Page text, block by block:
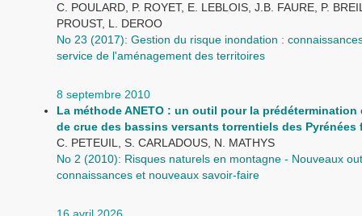
C. POULARD, P. ROYET, E. LEBLOIS, J.B. FAURE, P.
PROUST, L. DEROO
No 23 (2017): Gestion du risque inondation :
service de l'aménagement des territoires
8 septembre 2010
La méthode ANETO : un outil pour la prédétermination
de crue des bassins versants torrentiels des Pyrénées
C. PETEUIL, S. CARLADOUS, N. MATHYS
No 2 (2010): Risques naturels en montagne - Nouveaux
connaissances et nouveaux savoir-faire